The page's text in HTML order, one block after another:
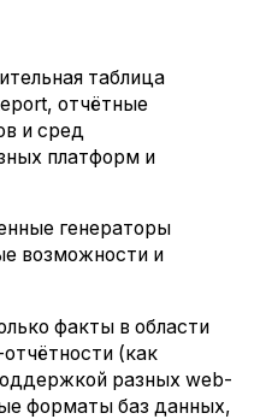
таблица
отчётные
и сред
платформ и
генераторы
возможности и
факты в области
(как
разных web-
форматы баз данных,